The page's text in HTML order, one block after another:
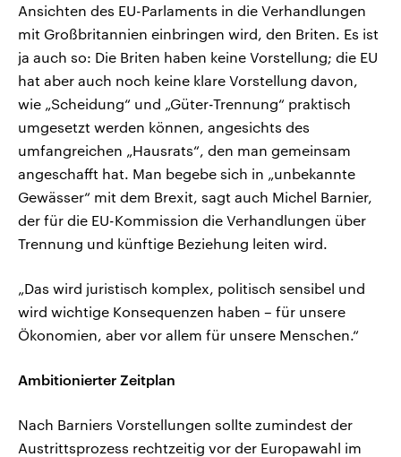
Ansichten des EU-Parlaments in die Verhandlungen
mit Großbritannien einbringen wird, den Briten. Es ist
ja auch so: Die Briten haben keine Vorstellung; die EU
hat aber auch noch keine klare Vorstellung davon,
wie „Scheidung“ und „Güter-Trennung“ praktisch
umgesetzt werden können, angesichts des
umfangreichen „Hausrats“, den man gemeinsam
angeschafft hat. Man begebe sich in „unbekannte
Gewässer“ mit dem Brexit, sagt auch Michel Barnier,
der für die EU-Kommission die Verhandlungen über
Trennung und künftige Beziehung leiten wird.
„Das wird juristisch komplex, politisch sensibel und
wird wichtige Konsequenzen haben – für unsere
Ökonomien, aber vor allem für unsere Menschen.“
Ambitionierter Zeitplan
Nach Barniers Vorstellungen sollte zumindest der
Austrittsprozess rechtzeitig vor der Europawahl im